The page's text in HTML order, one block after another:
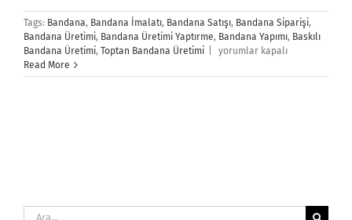
Tags: Bandana, Bandana İmalatı, Bandana Satışı, Bandana Siparişi,
Bandana Üretimi, Bandana Üretimi Yaptırme, Bandana Yapımı, Baskılı
Bandana Üretimi, Toptan Bandana Üretimi
Bandana
için
yorumlar kapalı
Read More
Ara: